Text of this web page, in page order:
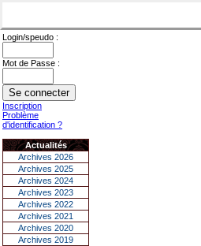
Login/speudo :
Mot de Passe :
Inscription
Problème
d'identification ?
Actualités
Archives 2026
Archives 2025
Archives 2024
Archives 2023
Archives 2022
Archives 2021
Archives 2020
Archives 2019